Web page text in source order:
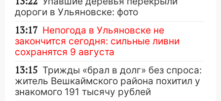
дороги в Ульяновске: фото
13:17 Непогода в Ульяновске не
закончится сегодня: сильные ливни
сохранятся 9 августа
13:15 Трижды «брал в долг» без спроса:
житель Вешкаймского района похитил у
знакомого 191 тысячу рублей